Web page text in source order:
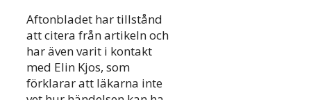
Aftonbladet har tillstånd
att citera från artikeln och
har även varit i kontakt
med Elin Kjos, som
förklarar att läkarna inte